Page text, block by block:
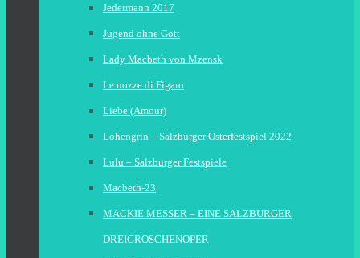
Jedermann 2017
Jugend ohne Gott
Lady Macbeth von Mzensk
Le nozze di Figaro
Liebe (Amour)
Lohengrin – Salzburger Osterfestspiel 2022
Lulu – Salzburger Festspiele
Macbeth-23
MACKIE MESSER – EINE SALZBURGER
DREIGROSCHENOPER